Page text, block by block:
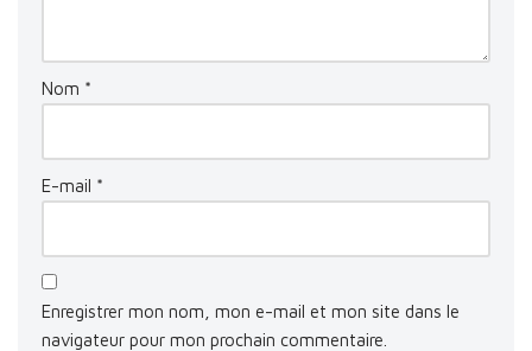
Nom *
E-mail *
Enregistrer mon nom, mon e-mail et mon site dans le
navigateur pour mon prochain commentaire.